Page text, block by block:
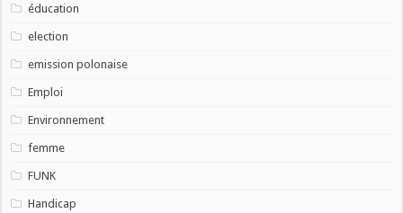
éducation
election
emission polonaise
Emploi
Environnement
femme
FUNK
Handicap